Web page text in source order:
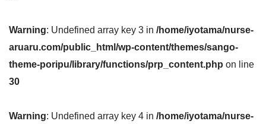
Warning: Undefined array key 3 in /home/iyotama/nurse-
aruaru.com/public_html/wp-content/themes/sango-
theme-poripu/library/functions/prp_content.php on line
30
Warning: Undefined array key 4 in /home/iyotama/nurse-